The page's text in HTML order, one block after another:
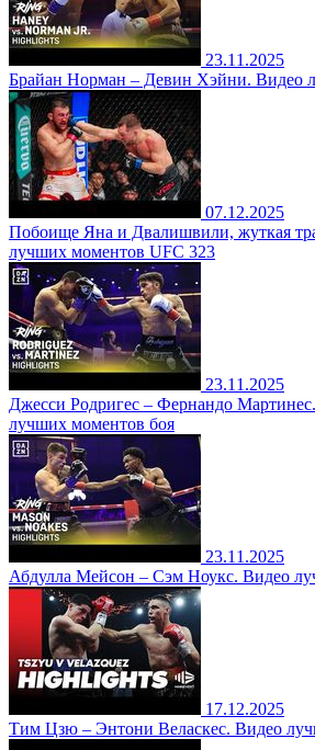
23.11.2025
Брайан Норман – Девин Хэйни. Видео
07.12.2025
Побоище Яна и Двалишвили, жуткая
лучших моментов UFC 323
23.11.2025
Джесси Родригес – Фернандо
лучших моментов боя
23.11.2025
Абдулла Мейсон – Сэм Ноукс. Видео
17.12.2025
Тим Цзю – Энтони Веласкес. Видео